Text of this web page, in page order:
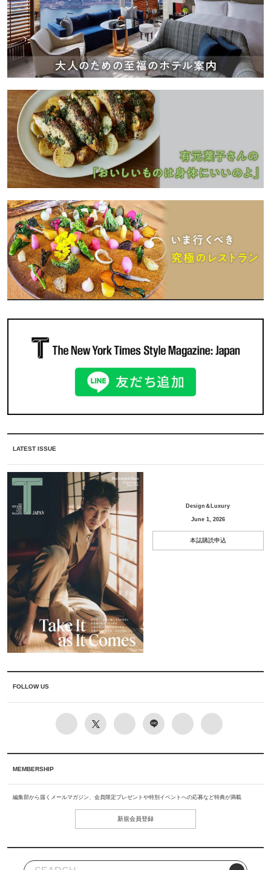
LATEST ISSUE
Design＆Luxury
June 1, 2026
本誌購読申込
FOLLOW US
MEMBERSHIP
編集部から届くメールマガジン、会員限定プレゼントや特別イベントへの応募など特典が満載
新規会員登録